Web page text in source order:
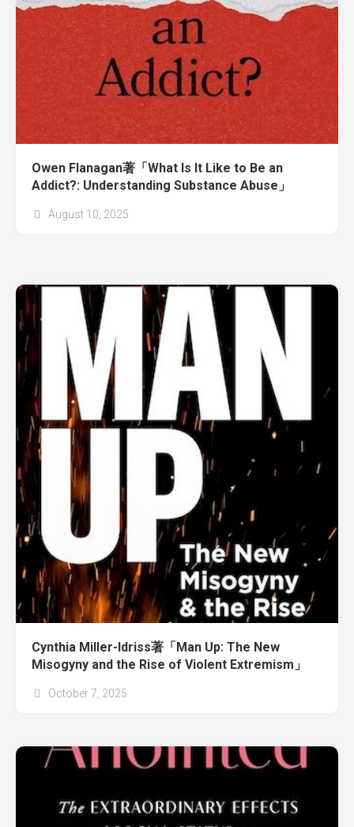
Owen Flanagan著「What Is It Like to Be an
Addict?: Understanding Substance Abuse」
August 10, 2025
Cynthia Miller-Idriss著「Man Up: The New
Misogyny and the Rise of Violent Extremism」
October 7, 2025